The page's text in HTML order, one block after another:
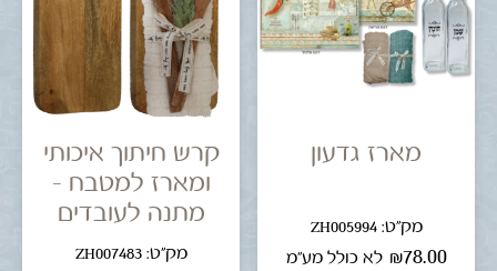
מארז גדעון
מק"ט: ZH005994
₪78.00 לא כולל מע"מ
קרש חיתוך איכותי
ומארז למטבח –
מתנה לעובדים
מק"ט: ZH007483